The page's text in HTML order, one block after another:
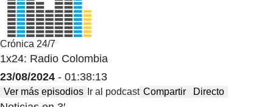
Crónica 24/7
1x24: Radio Colombia
23/08/2024 - 01:38:13
Ver más episodios Ir al podcast Compartir Directo